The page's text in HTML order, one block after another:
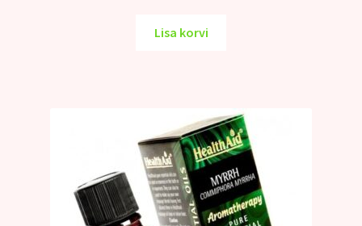
Lisa korvi